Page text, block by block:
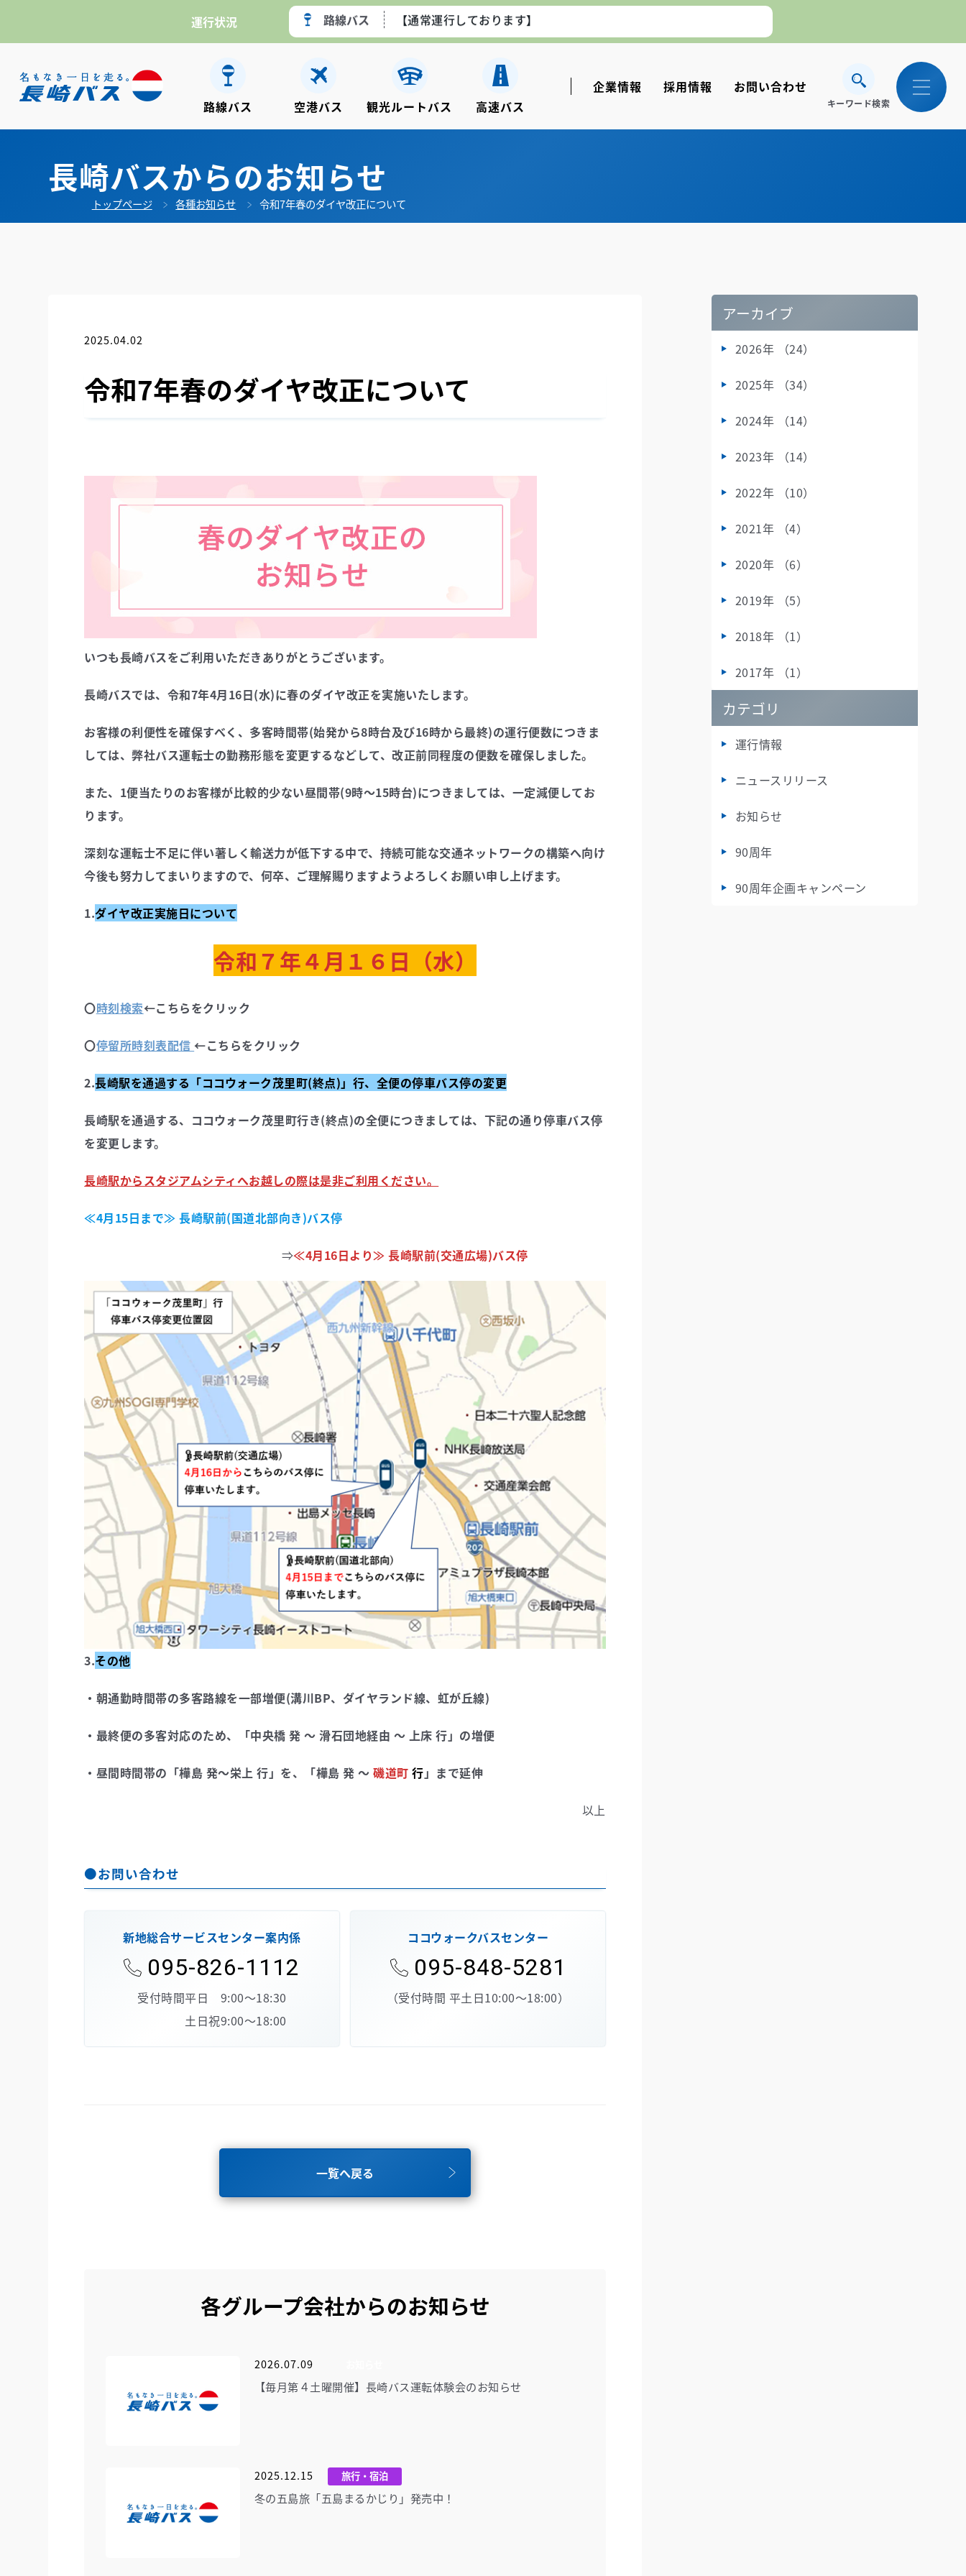
運行状況 空港線エアポートライナー 【通常運行しております】
ながさき観光ルートバス 【土日祝のみ運行しております。】
高速乗合バス 【通常運行しております】
路線バス 空港バス 観光ルートバス ⾼速バス
企業情報 採用情報 お問い合わせ
キーワード検索
長崎バスからのお知らせ
トップページ 各種お知らせ 令和7年春のダイヤ改正について
2025.04.02
令和7年春のダイヤ改正について
いつも長崎バスをご利用いただきありがとうございます。
長崎バスでは、令和7年4月16日(水)に春のダイヤ改正を実施いたします。
お客様の利便性を確保すべく、多客時間帯(始発から8時台及び16時から最終)の運行便数につきま
しては、弊社バス運転士の勤務形態を変更するなどして、改正前同程度の便数を確保しました。
また、1便当たりのお客様が比較的少ない昼間帯(9時～15時台)につきましては、一定減便してお
ります。
深刻な運転士不足に伴い著しく輸送力が低下する中で、持続可能な交通ネットワークの構築へ向け
今後も努力してまいりますので、何卒、ご理解賜りますようよろしくお願い申し上げます。
1.ダイヤ改正実施日について
令和７年４月１６日（水）
〇時刻検索←こちらをクリック
〇停留所時刻表配信←こちらをクリック
2.長崎駅を通過する「ココウォーク茂里町(終点)」行、全便の停車バス停の変更
長崎駅を通過する、ココウォーク茂里町行き(終点)の全便につきましては、下記の通り停車バス停
を変更します。
長崎駅からスタジアムシティへお越しの際は是非ご利用ください。
≪4月15日まで≫ 長崎駅前(国道北部向き)バス停
⇒≪4月16日より≫ 長崎駅前(交通広場)バス停
3.その他
・朝通勤時間帯の多客路線を一部増便(溝川BP、ダイヤランド線、虹が丘線)
・最終便の多客対応のため、「中央橋 発 ～ 滑石団地経由 ～ 上床 行」の増便
・昼間時間帯の「樺島 発～栄上 行」を、「樺島 発 ～磯道町 行」まで延伸
以上
●お問い合わせ
新地総合サービスセンター案内係
095-826-1112
受付時間平日 9:00～18:30
土日祝9:00～18:00
ココウォークバスセンター
095-848-5281
（受付時間 平土日10:00～18:00）
一覧へ戻る
各グループ会社からのお知らせ
2026.07.09
【毎月第４土曜開催】長崎バス運転体験会のお知らせ
2025.12.15 旅行・宿泊
冬の五島旅「五島まるかじり」発売中！
アーカイブ
2026年 （24）
2025年 （34）
2024年 （14）
2023年 （14）
2022年 （10）
2021年 （4）
2020年 （6）
2019年 （5）
2018年 （1）
2017年 （1）
カテゴリ
運行情報
ニュースリリース
お知らせ
90周年
90周年企画キャンペーン